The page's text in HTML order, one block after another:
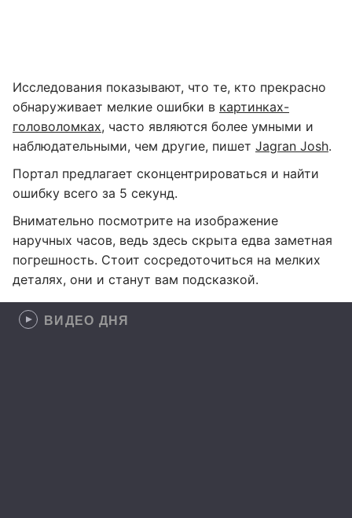
Исследования показывают, что те, кто прекрасно
обнаруживает мелкие ошибки в картинках-
головоломках, часто являются более умными и
наблюдательными, чем другие, пишет Jagran Josh.
Портал предлагает сконцентрироваться и найти
ошибку всего за 5 секунд.
Внимательно посмотрите на изображение
наручных часов, ведь здесь скрыта едва заметная
погрешность. Стоит сосредоточиться на мелких
деталях, они и станут вам подсказкой.
ВИДЕО ДНЯ